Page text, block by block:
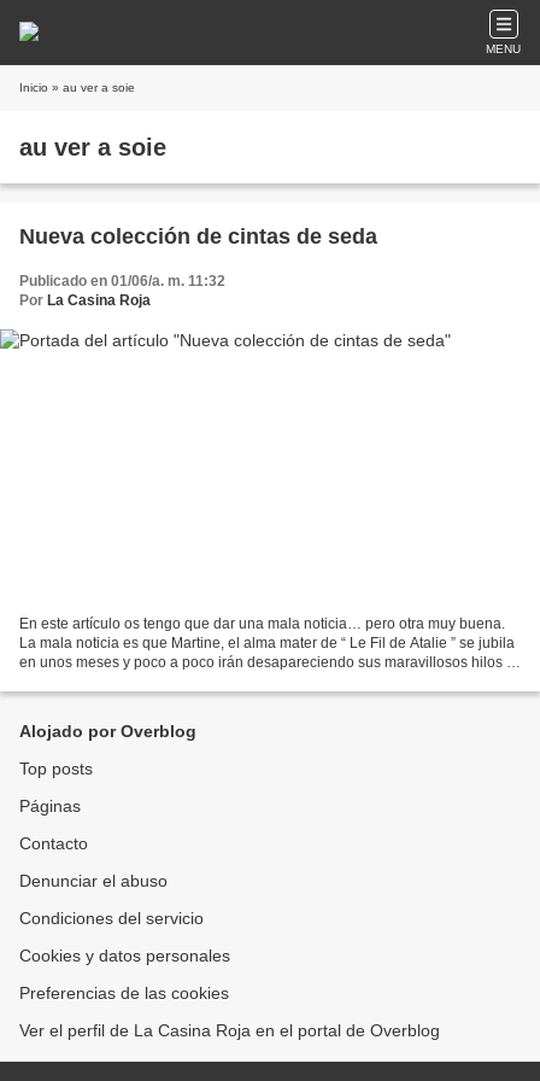
MENU
Inicio » au ver a soie
au ver a soie
Nueva colección de cintas de seda
Publicado en 01/06/a. m. 11:32
Por La Casina Roja
En este artículo os tengo que dar una mala noticia… pero otra muy buena.
La mala noticia es que Martine, el alma mater de “ Le Fil de Atalie ” se jubila
en unos meses y poco a poco irán desapareciendo sus maravillosos hilos y
Alojado por Overblog
Top posts
Páginas
Contacto
Denunciar el abuso
Condiciones del servicio
Cookies y datos personales
Preferencias de las cookies
Ver el perfil de La Casina Roja en el portal de Overblog